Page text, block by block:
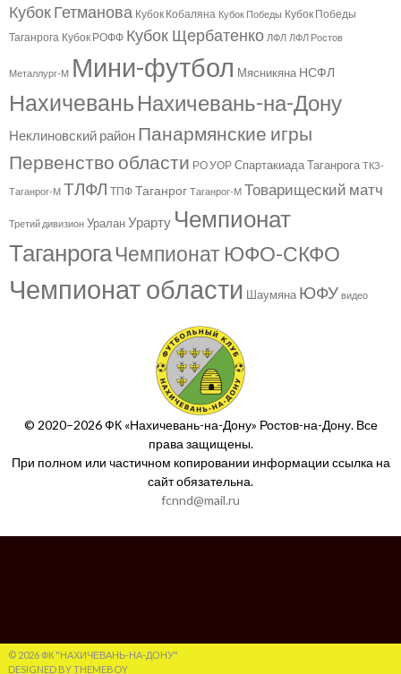
Кубок Гетманова Кубок Кобаляна Кубок Победы Кубок Победы
Таганрога Кубок РОФФ Кубок Щербатенко ЛФЛ ЛФЛ Ростов
Металлург-М Мини-футбол Мясникяна НСФЛ
Нахичевань Нахичевань-на-Дону
Неклиновский район Панармянские игры
Первенство области РО УОР Спартакиада Таганрога ТКЗ-
Таганрог-М ТЛФЛ ТПФ Таганрог Таганрог-М Товарищеский матч
Третий дивизион УраланУрарту Чемпионат
ТаганрогаЧемпионат ЮФО-СКФО
Чемпионат области Шаумяна ЮФУ видео
© 2020–2026 ФК «Нахичевань-на-Дону» Ростов-на-Дону. Все
права защищены.
При полном или частичном копировании информации ссылка на
сайт обязательна.
fcnnd@mail.ru
© 2026 ФК "НАХИЧЕВАНЬ-НА-ДОНУ"
DESIGNED BY THEMEBOY